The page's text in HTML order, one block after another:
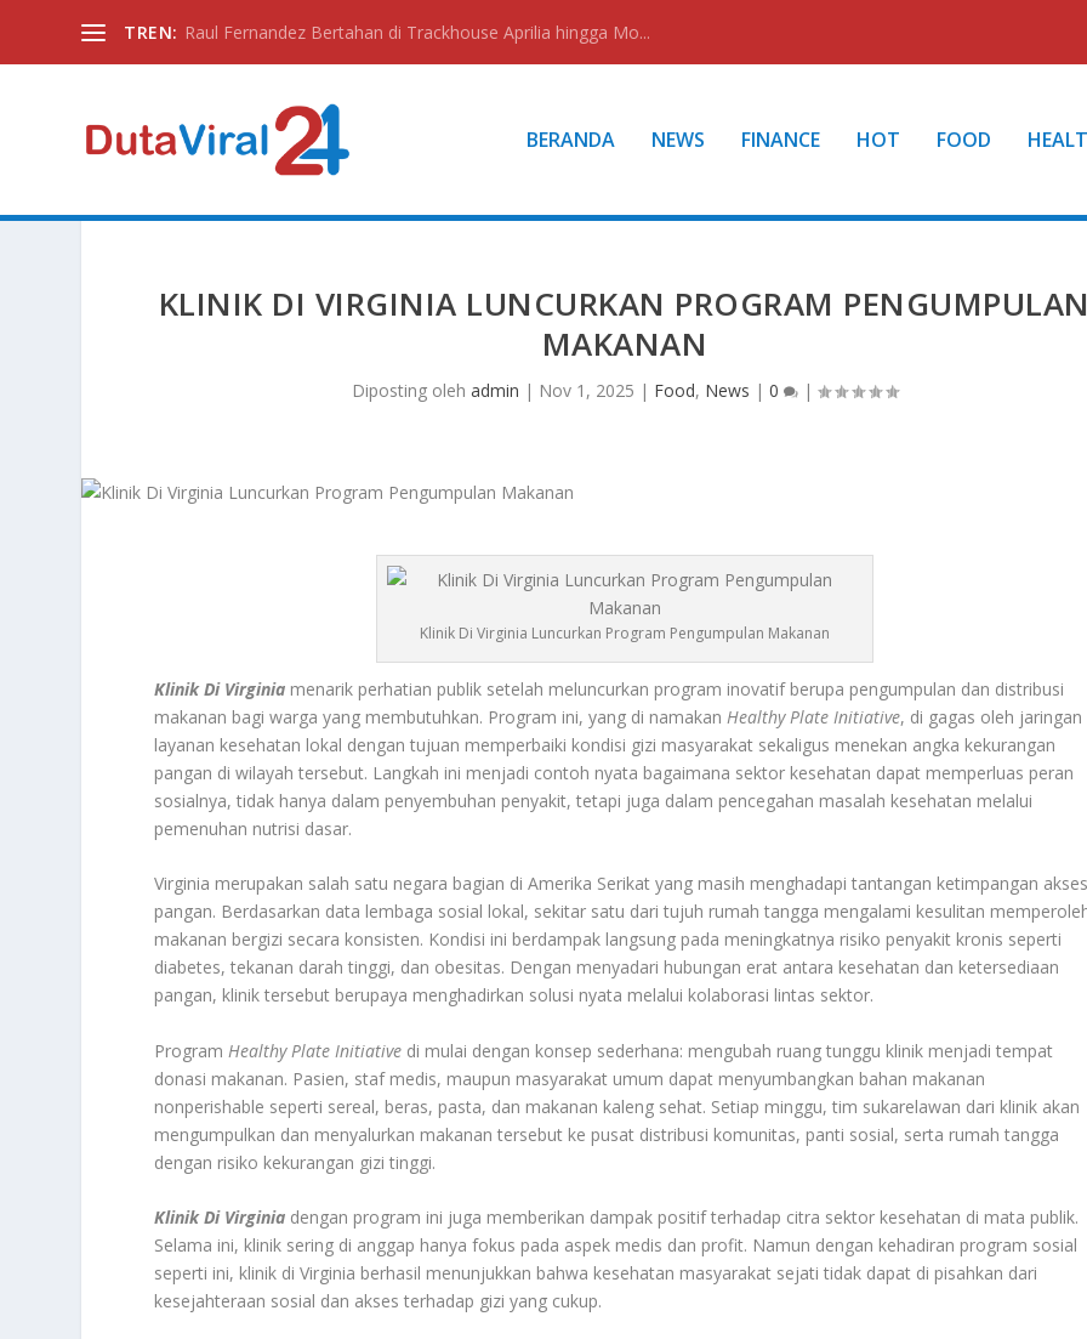
TREN: Raul Fernandez Bertahan di Trackhouse Aprilia hingga Mo...
BERANDA NEWS FINANCE HOT FOOD
KLINIK DI VIRGINIA LUNCURKAN PROGRAM
MAKANAN
Diposting oleh admin | Nov 1, 2025 | Food, News | 0 |
Klinik Di Virginia Luncurkan Program Pengumpulan Makanan
Klinik Di Virginia menarik perhatian publik setelah meluncurkan program inovatif berupa pengumpulan dan distribusi
makanan bagi warga yang membutuhkan. Program ini, yang di namakanHealthy Plate Initiative, di gagas oleh jaringan
layanan kesehatan lokal dengan tujuan memperbaiki kondisi gizi masyarakat sekaligus menekan angka kekurangan
pangan di wilayah tersebut. Langkah ini menjadi contoh nyata bagaimana sektor kesehatan dapat memperluas peran
sosialnya, tidak hanya dalam penyembuhan penyakit, tetapi juga dalam pencegahan masalah kesehatan melalui
pemenuhan nutrisi dasar.
Virginia merupakan salah satu negara bagian di Amerika Serikat yang masih menghadapi tantangan ketimpangan
pangan. Berdasarkan data lembaga sosial lokal, sekitar satu dari tujuh rumah tangga mengalami kesulitan
makanan bergizi secara konsisten. Kondisi ini berdampak langsung pada meningkatnya risiko penyakit kronis seperti
diabetes, tekanan darah tinggi, dan obesitas. Dengan menyadari hubungan erat antara kesehatan dan ketersediaan
pangan, klinik tersebut berupaya menghadirkan solusi nyata melalui kolaborasi lintas sektor.
Program Healthy Plate Initiative di mulai dengan konsep sederhana: mengubah ruang tunggu klinik menjadi tempat
donasi makanan. Pasien, staf medis, maupun masyarakat umum dapat menyumbangkan bahan makanan
nonperishable seperti sereal, beras, pasta, dan makanan kaleng sehat. Setiap minggu, tim sukarelawan dari klinik akan
mengumpulkan dan menyalurkan makanan tersebut ke pusat distribusi komunitas, panti sosial, serta rumah tangga
dengan risiko kekurangan gizi tinggi.
Klinik Di Virginia dengan program ini juga memberikan dampak positif terhadap citra sektor kesehatan di mata publik.
Selama ini, klinik sering di anggap hanya fokus pada aspek medis dan profit. Namun dengan kehadiran program sosial
seperti ini, klinik di Virginia berhasil menunjukkan bahwa kesehatan masyarakat sejati tidak dapat di pisahkan dari
kesejahteraan sosial dan akses terhadap gizi yang cukup.